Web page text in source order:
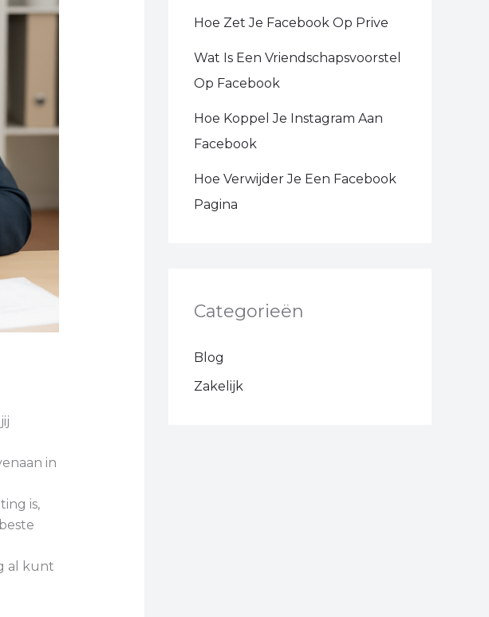
in
is,
al kunt
Hoe Zet Je Facebook Op Prive
Wat Is Een Vriendschapsvoorstel
Op Facebook
Hoe Koppel Je Instagram Aan
Facebook
Hoe Verwijder Je Een Facebook
Pagina
Categorieën
Blog
Zakelijk